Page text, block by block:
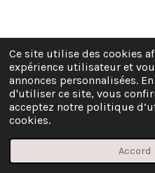
Ce site utilise des cookies
expérience utilisateur et
annonces personnalisées.
d'utiliser ce site, vous
acceptez notre politique
cookies.
AccordE-